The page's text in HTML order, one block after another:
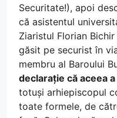
Securitate!), apoi
că asistentul
Ziaristul Florian
găsit pe securist în
membru al Baroului
declarație că aceea
totuși arhiepiscopul
toate formele, de